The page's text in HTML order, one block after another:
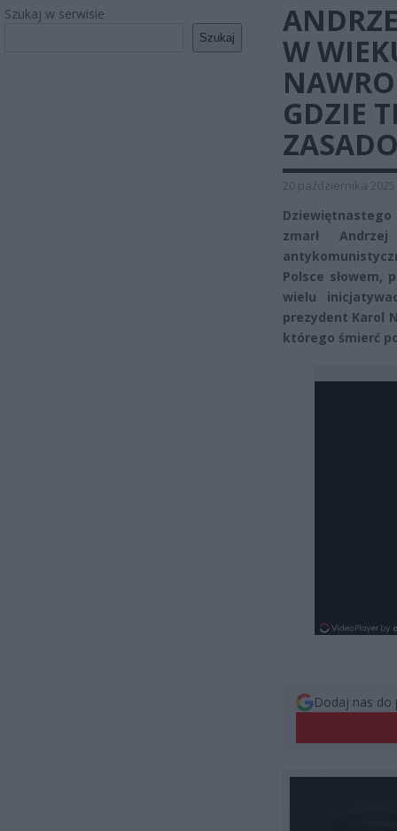
Szukaj w serwisie
Szukaj
W
GDZIE
20 października 2025
Dziewiętnastego
zmarł
Polsce słowem,
wielu
prezydent Karol
którego śmierć
Dodaj nas do